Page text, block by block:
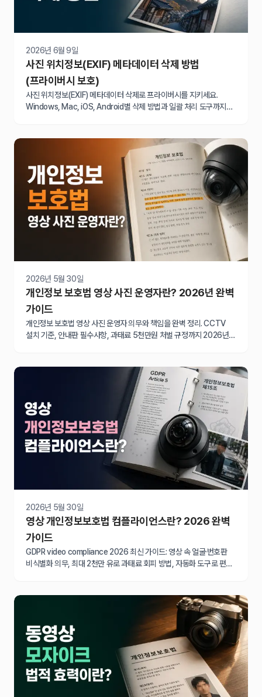
2026년 6월 9일
사진 위치정보(EXIF) 메타데이터 삭제 방법
(프라이버시 보호)
사진 위치정보(EXIF) 메타데이터 삭제로 프라이버시를 지키세요.
Windows, Mac, iOS, Android별 삭제 방법과 일괄 처리 도구까지
2026년 5월 30일
개인정보 보호법 영상 사진 운영자란? 2026년 완벽
가이드
개인정보 보호법 영상 사진 운영자 의무와 책임을 완벽 정리. CCTV
설치 기준, 안내판 필수사항, 과태료 5천만원 처벌 규정까지 2026년
2026년 5월 30일
영상 개인정보보호법 컴플라이언스란? 2026 완벽
가이드
GDPR video compliance 2026 최신 가이드: 영상 속 얼굴·번호판
비식별화 의무, 최대 2천만 유로 과태료 회피 방법, 자동화 도구로 편집